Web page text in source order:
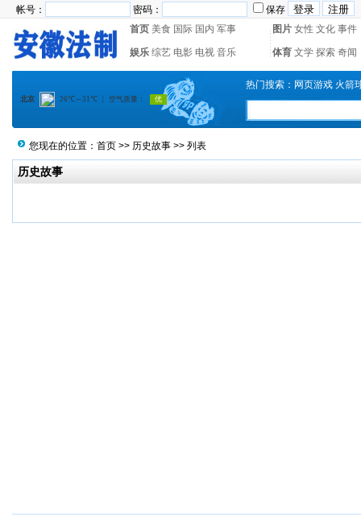
帐号： 密码：
保存
首页 美食 国际 国内 军事 图片 女性 文化 事件
娱乐 综艺 电影 电视 音乐 体育 文学 探索 奇闻
热门搜索： 网页游戏 火箭
您现在的位置： 首页 >> 历史故事 >> 列表
历史故事